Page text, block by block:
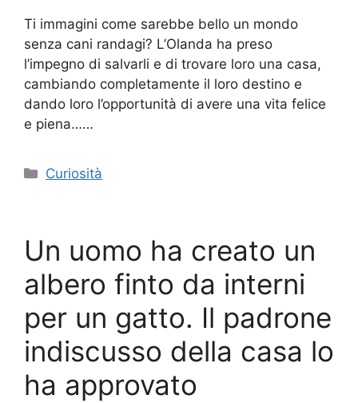
Ti immagini come sarebbe bello un mondo
senza cani randagi? L’Olanda ha preso
l’impegno di salvarli e di trovare loro una casa,
cambiando completamente il loro destino e
dando loro l’opportunità di avere una vita felice
e piena……
Categorie
Curiosità
Un uomo ha creato un
albero finto da interni
per un gatto. Il padrone
indiscusso della casa lo
ha approvato